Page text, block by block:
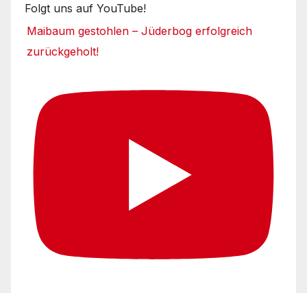
Folgt uns auf YouTube!
Maibaum gestohlen – Jüderbog erfolgreich
zurückgeholt!